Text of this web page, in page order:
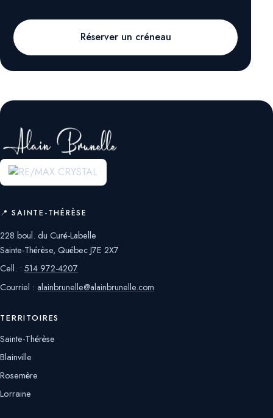
Réserver un créneau
📍 SAINTE-THÉRÈSE
228 boul. du Curé-Labelle
Sainte-Thérèse, Québec J7E 2X7
Cell. : 514 972-4207
Courriel : alainbrunelle@alainbrunelle.com
TERRITOIRES
Sainte-Thérèse
Blainville
Rosemère
Lorraine